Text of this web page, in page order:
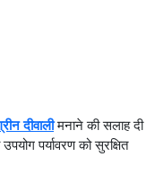
दीवालीमनाने की सलाह दी
पर्यावरण को सुरक्षित